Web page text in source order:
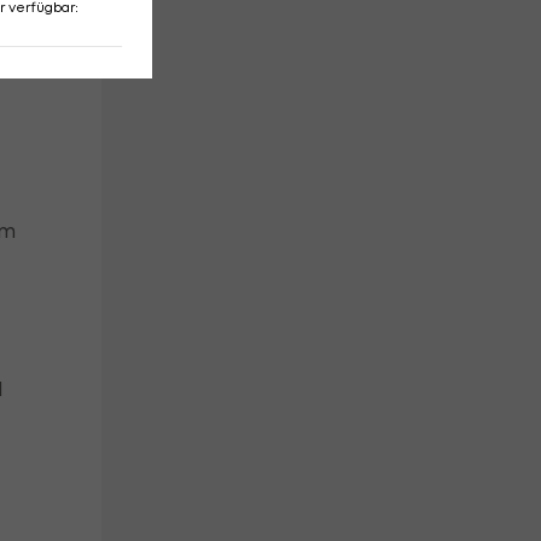
verfügbar: